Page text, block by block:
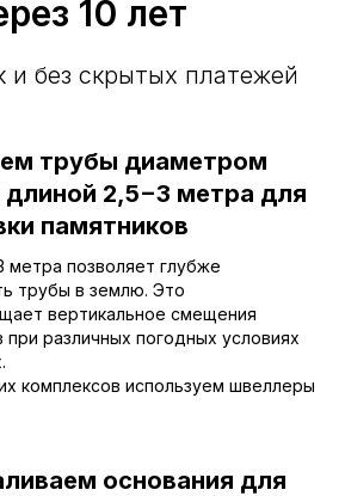
10 лет
и без скрытых платежей
трубы диаметром
2,5−3 метра для
памятников
метра позволяет глубже
трубы в землю. Это
вертикальное смещения
при различных погодных условиях
комплексов используем швеллеры
основания для
к нам
имени Е.И.
ул., 114